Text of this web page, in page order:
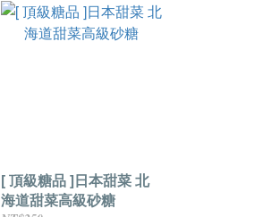
[ 頂級糖品 ]日本甜菜 北
海道甜菜高級砂糖